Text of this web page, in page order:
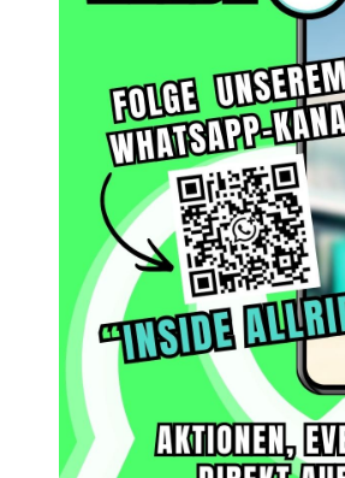
Bontrager Warmer
Bontrager Thermal
Knee Small
Radioactive Ye